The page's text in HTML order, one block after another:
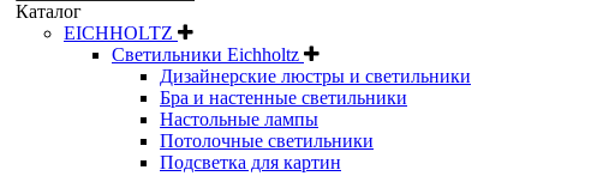
Каталог
EICHHOLTZ
Светильники Eichholtz
Дизайнерские люстры и светильники
Бра и настенные светильники
Настольные лампы
Потолочные светильники
Подсветка для картин